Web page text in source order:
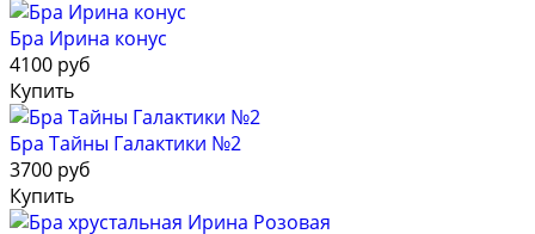
Бра Ирина конус
4100 руб
Купить
Бра Тайны Галактики №2
3700 руб
Купить